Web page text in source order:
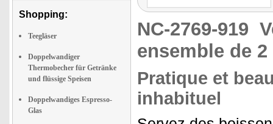
Shopping:
Teegläser
Doppelwandiger
Thermobecher für Getränke
und flüssige Speisen
Doppelwandiges Espresso-
Glas
NC-2769-919
ensemble de 2
Pratique et
inhabituel